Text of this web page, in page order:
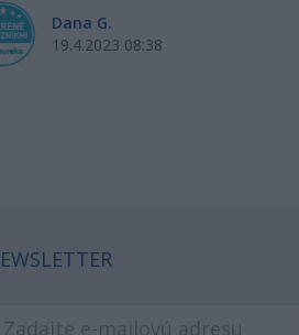
Dana G.
19.4.2023 08:38